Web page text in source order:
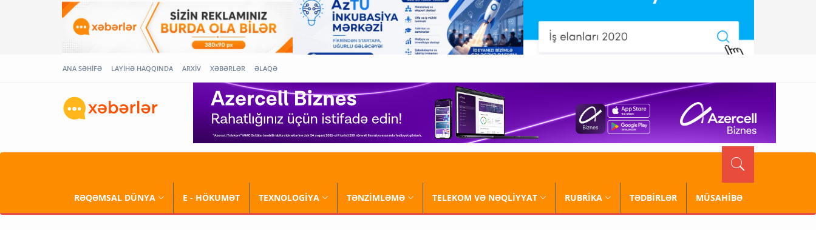
ANA SƏHİFƏ LAYİHƏ HAQQINDA ARXİV XƏBƏRLƏR ƏLAQƏ
RƏQƏMSAL DÜNYA E - HÖKUMƏT TEXNOLOGİYA TƏNZİMLƏMƏ TELEKOM VƏ NƏQLİYYAT RUBRİKA TƏDBİRLƏR MÜSAHİBƏ